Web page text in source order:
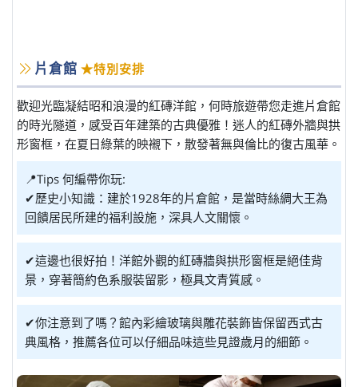
片倉館 ★特別安排
歡迎光臨凝結昭和浪漫的紅磚洋館，何時旅遊帶您走進片倉館
的時光隧道，感受百年建築的古典優雅！迷人的紅磚外牆與拱
形窗框，在夏日綠葉的映襯下，散發著無與倫比的復古風華。
📍Tips 何編帶你玩:
✔歷史小知識：建於1928年的片倉館，是當時絲綢大王為
回饋居民所建的福利設施，深具人文關懷。
✔這邊也很好拍！洋館外觀的紅磚牆與拱形窗框是絕佳背
景，穿著簡約色系服裝留影，極具文青質感。
✔你注意到了嗎？館內彩繪玻璃與雕花裝飾皆保留西式古
典風格，推薦各位可以仔細品味這些見證歲月的細節。